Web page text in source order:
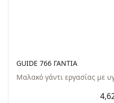
GUIDE 766 ΓΑΝΤΙΑ
Μαλακό γάντι εργασίας με